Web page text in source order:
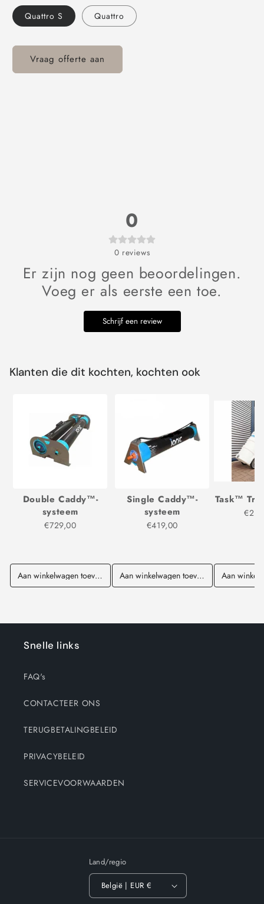
Quattro S Quattro
Vraag offerte aan
0
0 reviews
Er zijn nog geen beoordelingen.
Voeg er als eerste een toe.
Schrijf een review
Klanten die dit kochten, kochten ook
Double Caddy™-
systeem
€729,00
Aan winkelwagen toevoegen
Single Caddy™-
systeem
€419,00
Aan winkelwagen toevoegen
Task™
Aan
Snelle links
FAQ's
CONTACTEER ONS
TERUGBETALINGBELEID
PRIVACYBELEID
SERVICEVOORWAARDEN
Land/regio
België | EUR €